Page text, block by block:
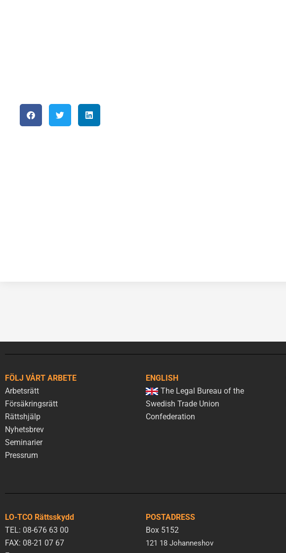
FÖLJ VÅRT ARBETE
Arbetsrätt
Försäkringsrätt
Rättshjälp
Nyhetsbrev
Seminarier
Pressrum
ENGLISH
The Legal Bureau of the
Swedish Trade Union
Confederation
LO-TCO Rättsskydd
TEL: 08-676 63 00
FAX: 08-21 07 67
POSTADRESS
Box 5152
121 18 Johanneshov